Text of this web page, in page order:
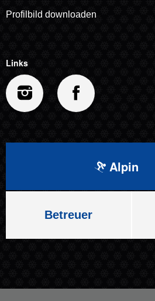
Profilbild downloaden
Links
Alpin
Betreuer